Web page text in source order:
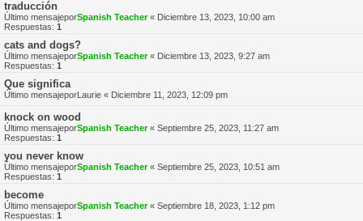
traducción
Último mensajeporSpanish Teacher« Diciembre 13, 2023, 10:00 am
Respuestas: 1
cats and dogs?
Último mensajeporSpanish Teacher« Diciembre 13, 2023, 9:27 am
Respuestas: 1
Que significa
Último mensajeporLaurie « Diciembre 11, 2023, 12:09 pm
knock on wood
Último mensajeporSpanish Teacher« Septiembre 25, 2023, 11:27 am
Respuestas: 1
you never know
Último mensajeporSpanish Teacher« Septiembre 25, 2023, 10:51 am
Respuestas: 1
become
Último mensajeporSpanish Teacher« Septiembre 18, 2023, 1:12 pm
Respuestas: 1